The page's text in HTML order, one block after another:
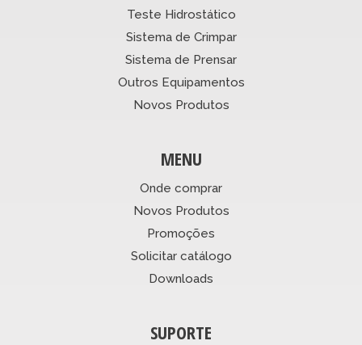
Teste Hidrostático
Sistema de Crimpar
Sistema de Prensar
Outros Equipamentos
Novos Produtos
MENU
Onde comprar
Novos Produtos
Promoções
Solicitar catálogo
Downloads
SUPORTE